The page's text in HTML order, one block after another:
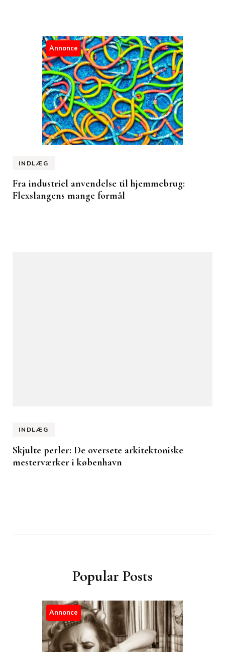
Annonce
INDLÆG
Fra industriel anvendelse til hjemmebrug:
Flexslangens mange formål
INDLÆG
Skjulte perler: De oversete arkitektoniske
mesterværker i københavn
Popular Posts
Annonce